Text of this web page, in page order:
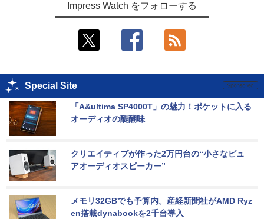
Impress Watch をフォローする
Special Site
「A&ultima SP4000T」の魅力！ポケットに入る
オーディオの醍醐味
クリエイティブが作った2万円台の“小さなピュ
アオーディオスピーカー”
メモリ32GBでも予算内。産経新聞社がAMD Ryz
en搭載dynabookを2千台導入